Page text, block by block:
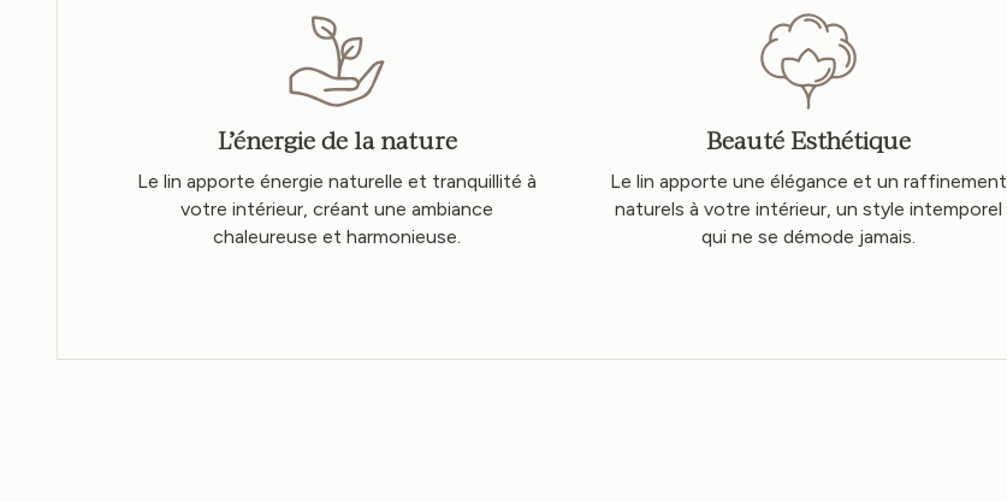
L’énergie de la nature
Le lin apporte énergie naturelle et tranquillité à
votre intérieur, créant une ambiance
chaleureuse et harmonieuse.
Beauté Esthétique
Le lin apporte une élégance et un raffinement
naturels à votre intérieur, un style intemporel
qui ne se démode jamais.